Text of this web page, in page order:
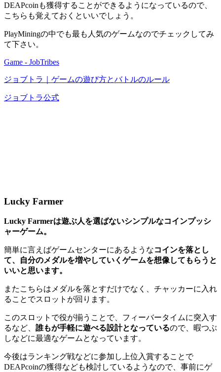
DEAPcoinも獲得することができるようになっているので、
こちらも覚えておくといいでしょう。
PlayMiningの中でも最も人気のゲームなのでチェックしてみ
て下さい。
Game - JobTribes
ジョブトラ｜ゲームの遊び方とバトルのルール
ジョブトラ公式
Lucky Farmer
Lucky Farmerは遊ぶ人を選ばないシンプルなコインプッシ
ャーゲーム。
簡単に言えばゲームセンターにあるようなコインを落とし
て、自分のメダルを増やしていくゲームを想像してもらうと
いいと思います。
またこちらはメダルを落とすだけでなく、チャッカーに入れ
ることでスロットが回ります。
このスロットで役が揃うことで、フィーバータイムに突入す
るなど、 誰もが手軽に遊べる設計となっているので、暇つぶ
しなどに最適なゲームとなっています。
今後はランキング戦などに参加し上位入賞することで
DEAPcoinの獲得なども検討しているようなので、事前にゲ